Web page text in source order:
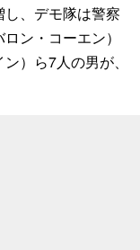
、デモ隊は警察
ン・コーエン）
）ら7人の男が、